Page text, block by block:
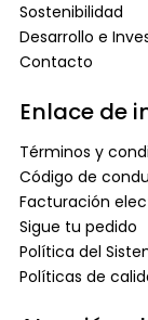
Sostenibilidad
Desarrollo e
Contacto
Enlace de
Términos y
Código de
Facturación
Sigue tu pedido
Política del
Políticas de